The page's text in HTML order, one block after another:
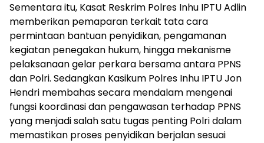
Sementara itu, Kasat Reskrim Polres Inhu IPTU Adlin
memberikan pemaparan terkait tata cara
permintaan bantuan penyidikan, pengamanan
kegiatan penegakan hukum, hingga mekanisme
pelaksanaan gelar perkara bersama antara PPNS
dan Polri. Sedangkan Kasikum Polres Inhu IPTU Jon
Hendri membahas secara mendalam mengenai
fungsi koordinasi dan pengawasan terhadap PPNS
yang menjadi salah satu tugas penting Polri dalam
memastikan proses penyidikan berjalan sesuai